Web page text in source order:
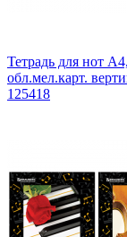
Тетрадь для нот
обл.мел.карт.
125418